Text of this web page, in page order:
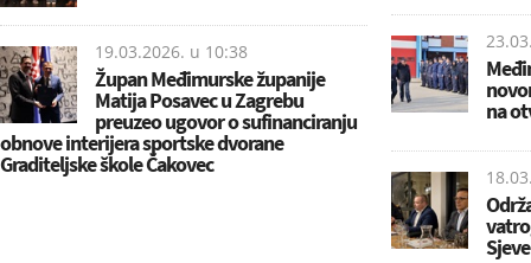
19.03.2026. u 10:38
Župan Međimurske županije
Matija Posavec u Zagrebu
preuzeo ugovor o sufinanciranju
obnove interijera sportske dvorane
Graditeljske škole Čakovec
na